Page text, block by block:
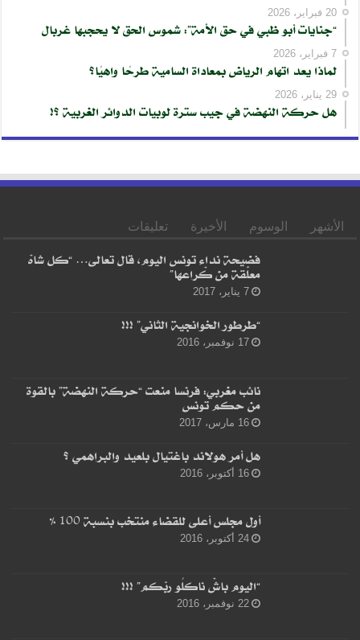
20 فبراير، 2026
“جنايات أبو ظبي في حق الأمة”: شموس الحق لا يحجبها غربال
7 فبراير، 2026
لماذا يعد اتهام الرياض بمعاداة السامية طرحًا واهيًا؟
29 يناير، 2026
هل حركة النهضة في جيب سترة لوبيات الدوائر الغربية ؟!
الأشهر الوسوم الأخيرة تعليقات
فضيحة نداء تونس اليوم، قال تعالى… “كل شاهْ
معلّقة من كْراعها”
7 يناير، 2017
“طرطور الخوانجية الثاني” !!!
17 نوفمبر، 2016
نائب مغربي: فرنسا منعت “حركة النهضة” بالقوة
من حكم تونس
16 مارس، 2017
هل أمر هولاند باغتيال بلعيد والبراهمي ؟
16 أكتوبر، 2016
أول مجلس أعلى للقضاء منتخب بنسبة 100 %
24 أكتوبر، 2016
“اليوم باشْ ناكلُو ربّكم” !!!
22 نوفمبر، 2016